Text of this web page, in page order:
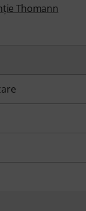
Thomann